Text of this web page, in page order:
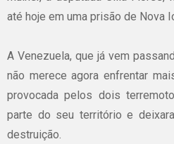
até hoje em uma prisão de Nova
A Venezuela, que já vem
não merece agora enfrentar
provocada pelos dois
parte do seu território e
destruição.